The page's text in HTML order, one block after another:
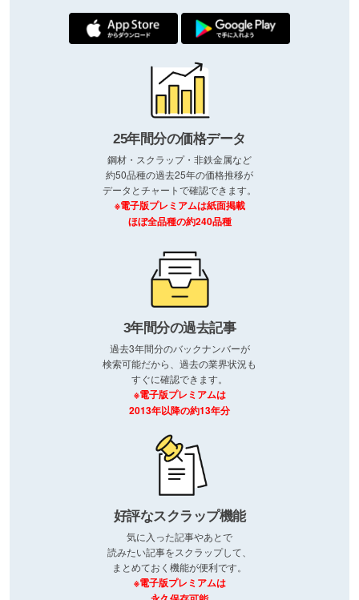
25年間分の価格データ
鋼材・スクラップ・非鉄金属など
約50品種の過去25年の価格推移が
データとチャートで確認できます。
※電子版プレミアムは紙面掲載
ほぼ全品種の約240品種
3年間分の過去記事
過去3年間分のバックナンバーが
検索可能だから、過去の業界状況も
すぐに確認できます。
※電子版プレミアムは
2013年以降の約13年分
好評なスクラップ機能
気に入った記事やあとで
読みたい記事をスクラップして、
まとめておく機能が便利です。
※電子版プレミアムは